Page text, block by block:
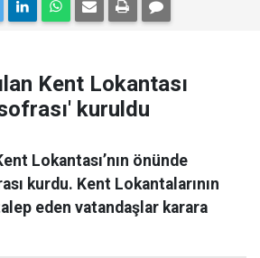
Kent Lokantası
kuruldu
Lokantası’nın önünde
kurdu. Kent Lokantalarının
eden vatandaşlar karara